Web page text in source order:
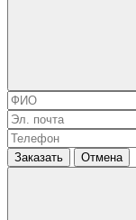
Заказать Отмена